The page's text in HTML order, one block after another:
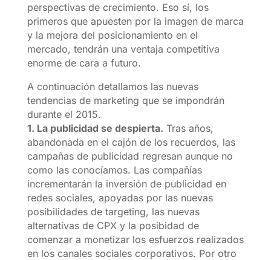
perspectivas de crecimiento. Eso sí, los
primeros que apuesten por la imagen de marca
y la mejora del posicionamiento en el
mercado, tendrán una ventaja competitiva
enorme de cara a futuro.
A continuación detallamos las nuevas
tendencias de marketing que se impondrán
durante el 2015.
1. La publicidad se despierta. Tras años,
abandonada en el cajón de los recuerdos, las
campañas de publicidad regresan aunque no
como las conocíamos. Las compañías
incrementarán la inversión de publicidad en
redes sociales, apoyadas por las nuevas
posibilidades de targeting, las nuevas
alternativas de CPX y la posibidad de
comenzar a monetizar los esfuerzos realizados
en los canales sociales corporativos. Por otro